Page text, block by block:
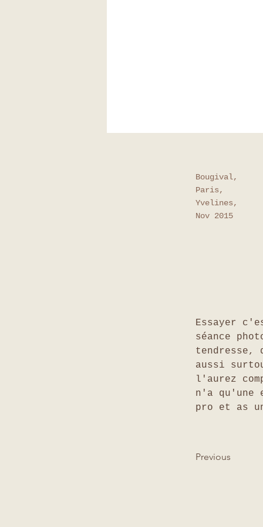
Bougival,
Paris,
Yvelines,
Nov 2015
Essayer
séance
aussi
l'aurez
n'a
pro et as
Previous